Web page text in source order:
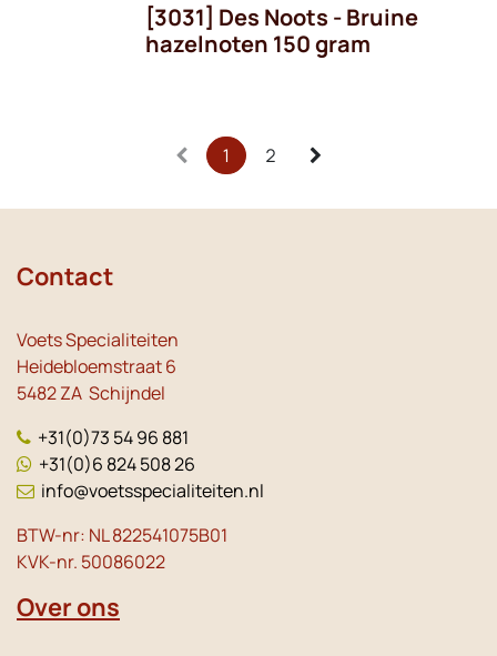
[3031] Des Noots - Bruine
hazelnoten 150 gram
1 2
Contact
Voets Specialiteiten
Heidebloemstraat 6
5482 ZA Schijndel
+31(0)73 54 96 881
+31(0)6 824 508 26
info@voetsspecialiteiten.nl
BTW-nr: NL 822541075B01
KVK-nr. 50086022
Over ons